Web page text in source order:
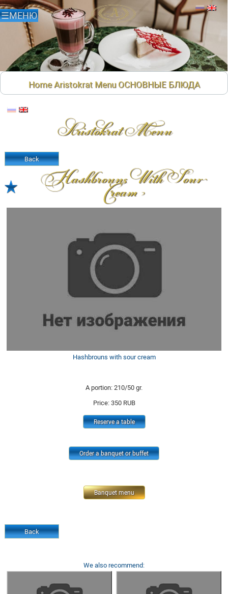
Home Aristokrat Menu ОСНОВНЫЕ БЛЮДА
Aristokrat Menu
Back
Hashbrouns With Sour
Cream
Hashbrouns with sour cream
A portion: 210/50 gr.
Price: 350 RUB
Reserve a table
Order a banquet or buffet
Banquet menu
Back
We also recommend:
LOCAL PORK KNUCKLE WITH
SAUERKRAUT STREW 550/300 GR.
PORK STEAK WITH POTAYOES,
SAUERKRAUT AND FRESH GREENS